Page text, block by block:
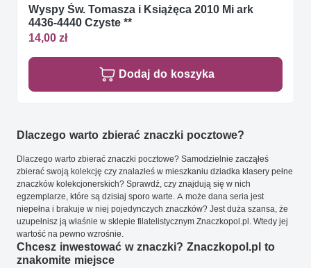
Wyspy Św. Tomasza i Książęca 2010 Mi ark
4436-4440 Czyste **
14,00 zł
Dodaj do koszyka
Dlaczego warto zbierać znaczki pocztowe?
Dlaczego warto zbierać znaczki pocztowe? Samodzielnie zacząłeś
zbierać swoją kolekcję czy znalazłeś w mieszkaniu dziadka klasery pełne
znaczków kolekcjonerskich? Sprawdź, czy znajdują się w nich
egzemplarze, które są dzisiaj sporo warte. A może dana seria jest
niepełna i brakuje w niej pojedynczych znaczków? Jest duża szansa, że
uzupełnisz ją właśnie w sklepie filatelistycznym Znaczkopol.pl. Wtedy jej
wartość na pewno wzrośnie.
Chcesz inwestować w znaczki? Znaczkopol.pl to
znakomite miejsce